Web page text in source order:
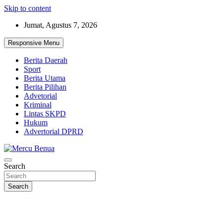
Skip to content
Jumat, Agustus 7, 2026
Responsive Menu
Berita Daerah
Sport
Berita Utama
Berita Pilihan
Advetorial
Kriminal
Lintas SKPD
Hukum
Advertorial DPRD
Mercu Benua
Suara Masyarakat Bawah
Search
Search